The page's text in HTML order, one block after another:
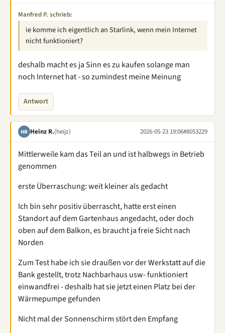
Manfred P. schrieb:
ie komme ich eigentlich an Starlink, wenn mein Internet
nicht funktioniert?
deshalb macht es ja Sinn es zu kaufen solange man
noch Internet hat - so zumindest meine Meinung
Antwort
HR Heinz R.(heijz) 2026-05-23 19:06#8053229
Mittlerweile kam das Teil an und ist halbwegs in Betrieb
genommen
erste Überraschung: weit kleiner als gedacht
Ich bin sehr positiv überrascht, hatte erst einen
Standort auf dem Gartenhaus angedacht, oder doch
oben auf dem Balkon, es braucht ja freie Sicht nach
Norden
Zum Test habe ich sie draußen vor der Werkstatt auf die
Bank gestellt, trotz Nachbarhaus usw- funktioniert
einwandfrei - deshalb hat sie jetzt einen Platz bei der
Wärmepumpe gefunden
Nicht mal der Sonnenschirm stört den Empfang